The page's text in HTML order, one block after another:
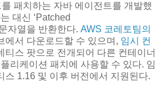
패치하는 자바 에이전트를 개발했
대신 ‘Patched
자열을 반환한다. AWS 코레토팀의
에서 다운로드할 수 있으며, 임시 컨
티스 팟으로 전개되어 다른 컨테이너
리케이션 패치에 사용할 수 있다. 임
스 1.16 및 이후 버전에서 지원된다.